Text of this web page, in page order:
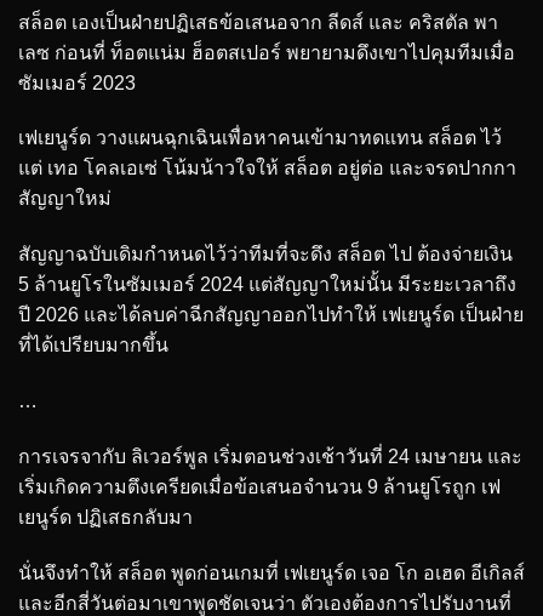
สล็อต เองเป็นฝ่ายปฏิเสธข้อเสนอจาก ลีดส์ และ คริสตัล พา
เลซ ก่อนที่ ท็อตแน่ม ฮ็อตสเปอร์ พยายามดึงเขาไปคุมทีมเมื่อ
ซัมเมอร์ 2023
เฟเยนูร์ด วางแผนฉุกเฉินเพื่อหาคนเข้ามาทดแทน สล็อต ไว้
แต่ เทอ โคลเอเซ่ โน้มน้าวใจให้ สล็อต อยู่ต่อ และจรดปากกา
สัญญาใหม่
สัญญาฉบับเดิมกำหนดไว้ว่าทีมที่จะดึง สล็อต ไป ต้องจ่ายเงิน
5 ล้านยูโรในซัมเมอร์ 2024 แต่สัญญาใหม่นั้น มีระยะเวลาถึง
ปี 2026 และได้ลบค่าฉีกสัญญาออกไปทำให้ เฟเยนูร์ด เป็นฝ่าย
ที่ได้เปรียบมากขึ้น
…
การเจรจากับ ลิเวอร์พูล เริ่มตอนช่วงเช้าวันที่ 24 เมษายน และ
เริ่มเกิดความตึงเครียดเมื่อข้อเสนอจำนวน 9 ล้านยูโรถูก เฟ
เยนูร์ด ปฏิเสธกลับมา
นั่นจึงทำให้ สล็อต พูดก่อนเกมที่ เฟเยนูร์ด เจอ โก อเฮด อีเกิลส์
และอีกสี่วันต่อมาเขาพูดชัดเจนว่า ตัวเองต้องการไปรับงานที่